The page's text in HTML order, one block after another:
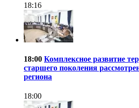
18:16
18:00 Комплексное развитие
старшего поколения
региона
18:00